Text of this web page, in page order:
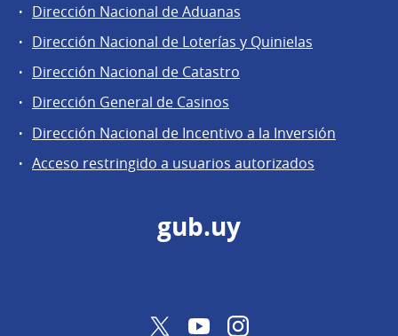
Áreas
de
la
Dirección
General
de
Secretaría
Dirección Nacional de Aduanas
Dirección Nacional de Loterías y Quinielas
Dirección Nacional de Catastro
Dirección General de Casinos
Dirección Nacional de Incentivo a la Inversión
Acceso restringido a usuarios autorizados
gub.uy
TwitterYouTubeInstagram